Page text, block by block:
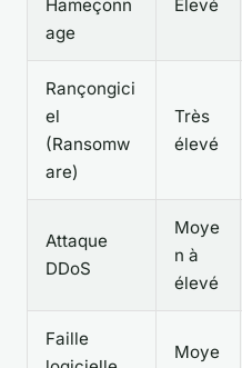
Hameçonn
age
Élevé
Rançongici
el
(Ransomw
are)
Très
élevé
Attaque
DDoS
Moye
n à
élevé
Faille
Moye